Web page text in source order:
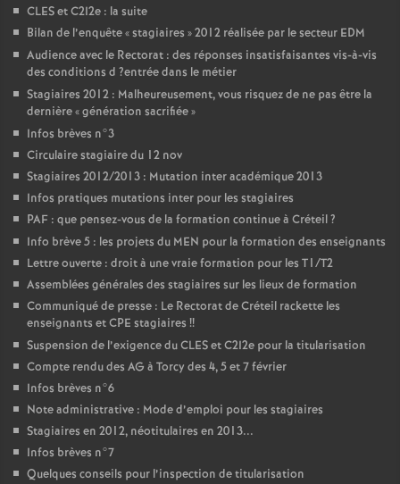
CLESet C2I2e : la suite
Bilan de l’enquête «stagiaires » 2012 réalisée par le secteur EDM
Audience avec le Rectorat : des réponses insatisfaisantes vis-à-vis
des conditions d ?entrée dans le métier
Stagiaires 2012 : Malheureusement, vous risquez de ne pas être la
dernière «génération sacrifiée»
Infos brèves n°3
Circulaire stagiaire du 12 nov
Stagiaires 2012/2013 : Mutation inter académique 2013
Infos pratiques mutations inter pour les stagiaires
PAF : que pensez-vous de la formation continue à Créteil?
Info brève 5 : les projets du MEN pour la formation des enseignants
Lettre ouverte : droit à une vraie formation pour les T1/T2
Assemblées générales des stagiaires sur les lieux de formation
Communiqué de presse : Le Rectorat de Créteil rackette les
enseignants etCPE stagiaires !!
Suspension de l’exigence duCLESet C2I2e pour la titularisation
Compte rendu des AG à Torcy des 4, 5 et 7 février
Infos brèves n°6
Note administrative : Mode d’emploi pour les stagiaires
Stagiaires en 2012, néotitulaires en 2013...
Infos brèves n°7
Quelques conseils pour l’inspection de titularisation